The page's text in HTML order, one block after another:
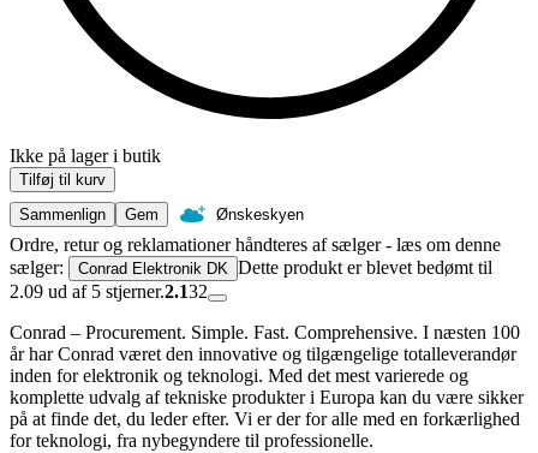
Ikke på lager i butik
Tilføj til kurv
Sammenlign
Gem Ønskeskyen
Ordre, retur og reklamationer håndteres af sælger - læs om denne
sælger:
Conrad Elektronik DK Dette produkt er blevet bedømt til
2.09 ud af 5 stjerner.2.132
Conrad – Procurement. Simple. Fast. Comprehensive. I næsten 100
år har Conrad været den innovative og tilgængelige totalleverandør
inden for elektronik og teknologi. Med det mest varierede og
komplette udvalg af tekniske produkter i Europa kan du være sikker
på at finde det, du leder efter. Vi er der for alle med en forkærlighed
for teknologi, fra nybegyndere til professionelle.